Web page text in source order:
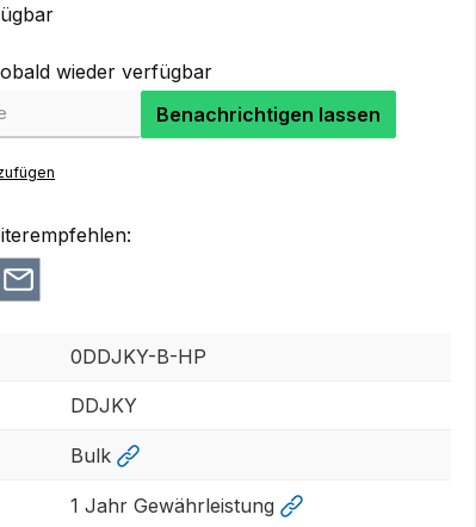
wieder verfügbar
Benachrichtigen lassen
0DDJKY-B-HP
DDJKY
Bulk
1 Jahr Gewährleistung